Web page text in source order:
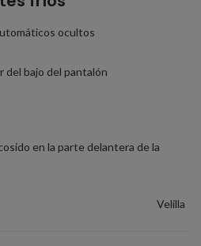
ocultos
del bajo del pantalón
en la parte delantera de la
Velilla